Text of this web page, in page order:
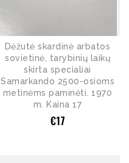
Dėžutė skardinė arbatos
sovietinė, tarybinių laikų
skirta specialiai
Samarkando 2500-osioms
metinėms paminėti. 1970
m. Kaina 17
€17